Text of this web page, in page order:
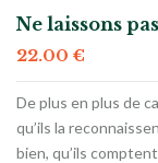
Ne laissons
22.00 €
De plus en plus de
qu’ils la
bien, qu’ils